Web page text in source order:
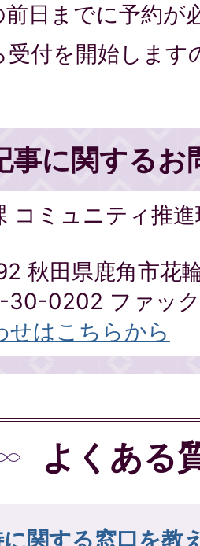
前日までに予約が
受付を開始します
事に関するお
コミュニティ推
秋田県鹿角市花
30-0202 ファッ
せはこちらから
よくある
に関する窓口を教